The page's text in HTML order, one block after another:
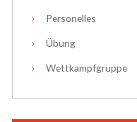
Personelles
Übung
Wettkampfgruppe